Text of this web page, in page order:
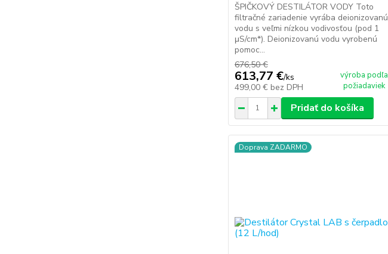
ŠPIČKOVÝ DESTILÁTOR VODY Toto
filtračné zariadenie vyrába deionizovanú
vodu s veľmi nízkou vodivosťou (pod 1
μS/cm*). Deionizovanú vodu vyrobenú
pomoc...
676,50 €
613,77 €/ks
499,00 € bez DPH
výroba podľa
požiadaviek
Pridať do košíka
Doprava ZADARMO